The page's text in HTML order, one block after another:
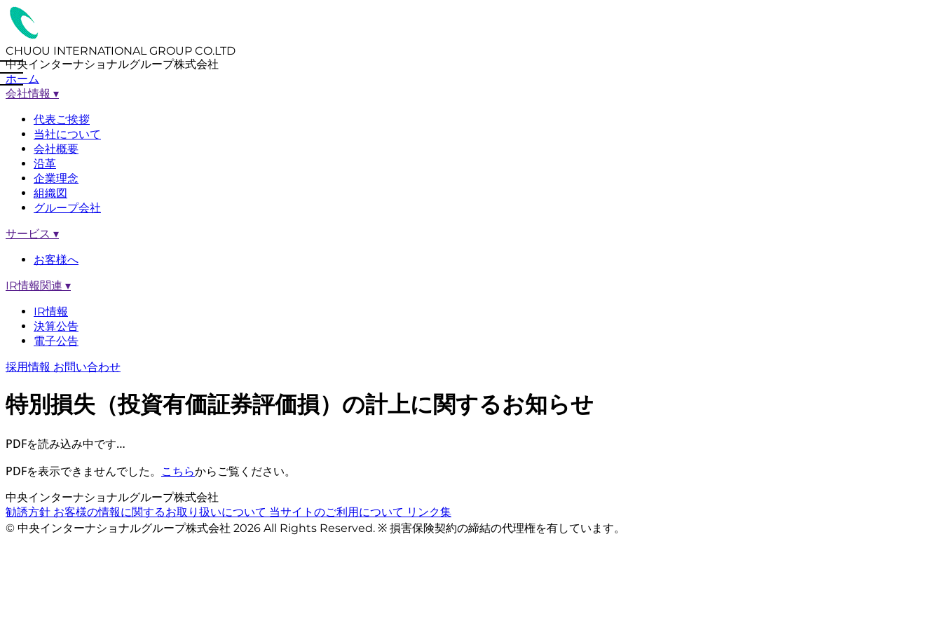
CHUOU INTERNATIONAL GROUP CO.LTD
中央インターナショナルグループ株式会社
ホーム
会社情報 ▾
代表ご挨拶
当社について
会社概要
沿革
企業理念
組織図
グループ会社
サービス ▾
お客様へ
IR情報関連 ▾
IR情報
決算公告
電子公告
採用情報 お問い合わせ
特別損失（投資有価証券評価損）の計上に関するお知らせ
PDFを読み込み中です…
PDFを表示できませんでした。 こちらからご覧ください。
中央インターナショナルグループ株式会社
勧誘方針 お客様の情報に関するお取り扱いについて 当サイトのご利用について リンク集
© 中央インターナショナルグループ株式会社 2026 All Rights Reserved. ※ 損害保険契約の締結の代理権を有しています。